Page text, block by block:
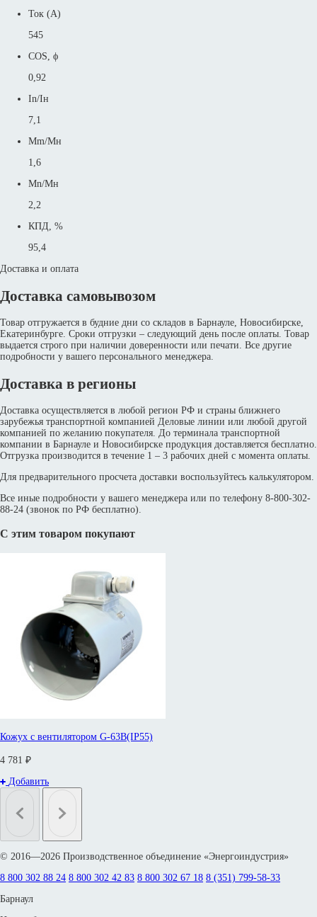
Ток (А)
545
COS, ϕ
0,92
In/Iн
7,1
Mm/Mн
1,6
Mn/Mн
2,2
КПД, %
95,4
Доставка и оплата
Доставка самовывозом
Товар отгружается в будние дни со складов в Барнауле, Новосибирске,
Екатеринбурге. Сроки отгрузки – следующий день после оплаты. Товар
выдается строго при наличии доверенности или печати. Все другие
подробности у вашего персонального менеджера.
Доставка в регионы
Доставка осуществляется в любой регион РФ и страны ближнего
зарубежья транспортной компанией Деловые линии или любой другой
компанией по желанию покупателя. До терминала транспортной
компании в Барнауле и Новосибирске продукция доставляется бесплатно.
Отгрузка производится в течение 1 – 3 рабочих дней с момента оплаты.
Для предварительного просчета доставки воспользуйтесь калькулятором.
Все иные подробности у вашего менеджера или по телефону 8-800-302-
88-24 (звонок по РФ бесплатно).
С этим товаром покупают
Кожух с вентилятором G-63B(IP55)
4 781 ₽
Добавить
© 2016—2026 Производственное объединение «Энергоиндустрия»
8 800 302 88 24 8 800 302 42 83 8 800 302 67 18 8 (351) 799-58-33
Барнаул